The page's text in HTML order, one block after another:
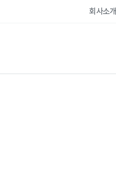
회사소개